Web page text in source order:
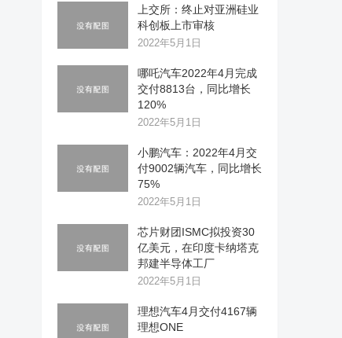
上交所：终止对亚洲硅业
科创板上市审核
2022年5月1日
哪吒汽车2022年4月完成
交付8813台，同比增长
120%
2022年5月1日
小鹏汽车：2022年4月交
付9002辆汽车，同比增长
75%
2022年5月1日
芯片财团ISMC拟投资30
亿美元，在印度卡纳塔克
邦建半导体工厂
2022年5月1日
理想汽车4月交付4167辆
理想ONE